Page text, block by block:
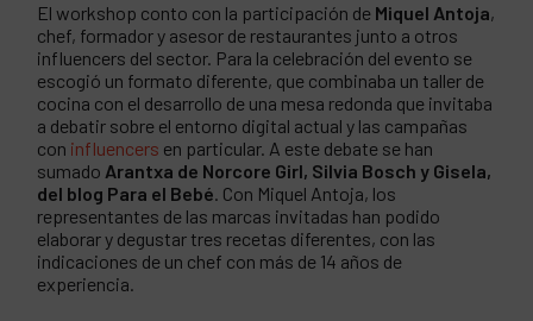
El workshop conto con la participación de Miquel Antoja,
chef, formador y asesor de restaurantes junto a otros
influencers del sector. Para la celebración del evento se
escogió un formato diferente, que combinaba un taller de
cocina con el desarrollo de una mesa redonda que invitaba
a debatir sobre el entorno digital actual y las campañas
con influencers en particular. A este debate se han
sumado Arantxa de Norcore Girl, Silvia Bosch y Gisela,
del blog Para el Bebé. Con Miquel Antoja, los
representantes de las marcas invitadas han podido
elaborar y degustar tres recetas diferentes, con las
indicaciones de un chef con más de 14 años de
experiencia.